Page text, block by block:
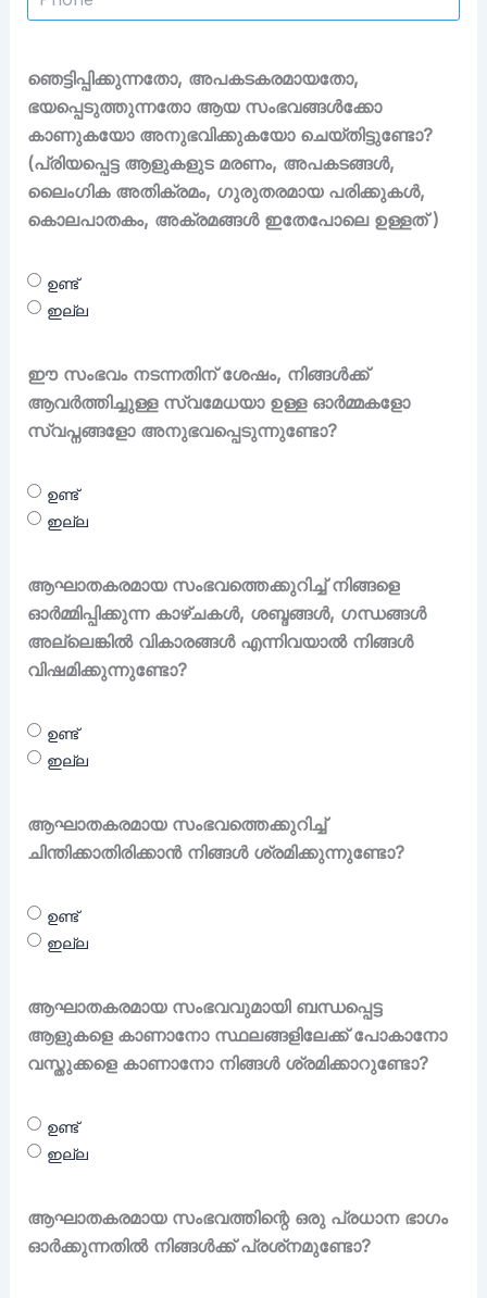
ഞെട്ടിപ്പിക്കുന്നതോ, അപകടകരമായതോ,
ഭയപ്പെടുത്തുന്നതോ ആയ സംഭവങ്ങൾക്കോ
കാണുകയോ അനുഭവിക്കുകയോ ചെയ്തിട്ടുണ്ടോ?
(പ്രിയപ്പെട്ട ആളുകളുട മരണം, അപകടങ്ങൾ,
ലൈംഗിക അതിക്രമം, ഗുരുതരമായ പരിക്കുകൾ,
കൊലപാതകം, അക്രമങ്ങൾ ഇതേപോലെ ഉള്ളത് )
ഉണ്ട്
ഇല്ല
ഈ സംഭവം നടന്നതിന് ശേഷം, നിങ്ങൾക്ക്
ആവർത്തിച്ചുള്ള സ്വമേധയാ ഉള്ള ഓർമ്മകളോ
സ്വപ്നങ്ങളോ അനുഭവപ്പെടുന്നുണ്ടോ?
ഉണ്ട്
ഇല്ല
ആഘാതകരമായ സംഭവത്തെക്കുറിച്ച് നിങ്ങളെ
ഓർമ്മിപ്പിക്കുന്ന കാഴ്ചകൾ, ശബ്ദങ്ങൾ, ഗന്ധങ്ങൾ
അല്ലെങ്കിൽ വികാരങ്ങൾ എന്നിവയാൽ നിങ്ങൾ
വിഷമിക്കുന്നുണ്ടോ?
ഉണ്ട്
ഇല്ല
ആഘാതകരമായ സംഭവത്തെക്കുറിച്ച്
ചിന്തിക്കാതിരിക്കാൻ നിങ്ങൾ ശ്രമിക്കുന്നുണ്ടോ?
ഉണ്ട്
ഇല്ല
ആഘാതകരമായ സംഭവവുമായി ബന്ധപ്പെട്ട
ആളുകളെ കാണാനോ സ്ഥലങ്ങളിലേക്ക് പോകാനോ
വസ്തുക്കളെ കാണാനോ നിങ്ങൾ ശ്രമിക്കാറുണ്ടോ?
ഉണ്ട്
ഇല്ല
ആഘാതകരമായ സംഭവത്തിന്റെ ഒരു പ്രധാന ഭാഗം
ഓർക്കുന്നതിൽ നിങ്ങൾക്ക് പ്രശ്‌നമുണ്ടോ?